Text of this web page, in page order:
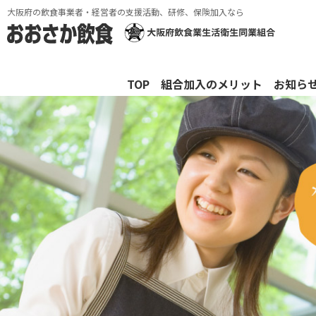
大阪府の飲食事業者・経営者の支援活動、研修、保険加入なら
TOP 組合加入のメリット お知ら